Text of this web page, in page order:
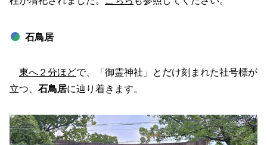
石鳥居
東へ２分ほどで、「御霊神社」とだけ刻まれた社号標が
立つ、 石鳥居に辿り着きます。